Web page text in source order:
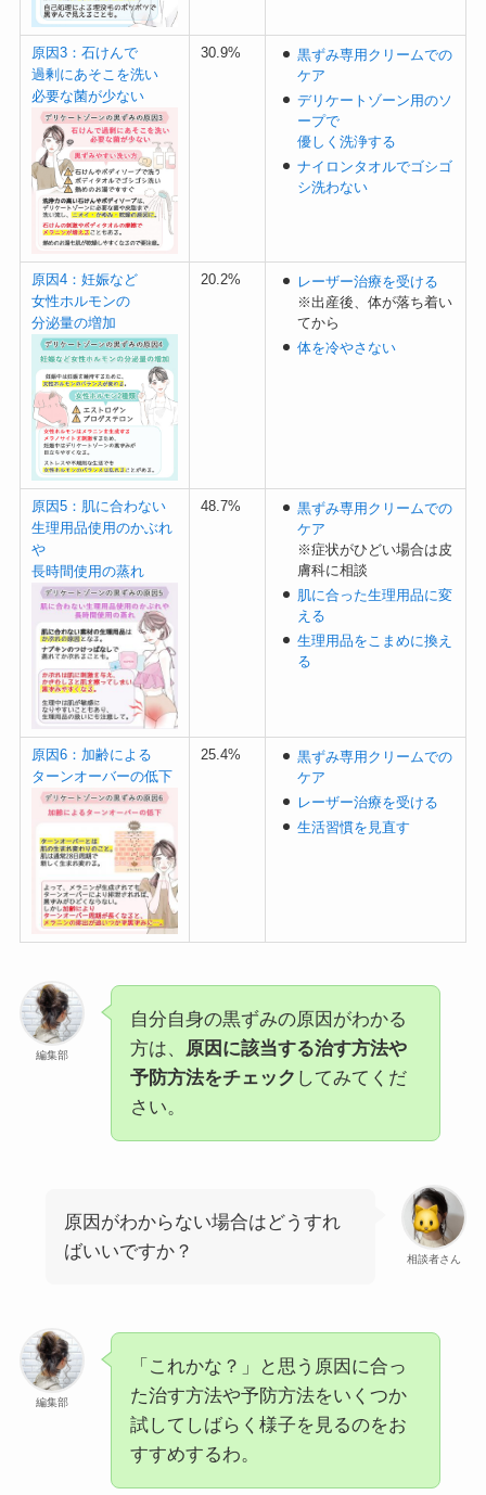
原因3：石けんで
過剰にあそこを洗い
必要な菌が少ない
30.9%
黒ずみ専用クリームでの
ケア
デリケートゾーン用のソ
ープで
優しく洗浄する
ナイロンタオルでゴシゴ
シ洗わない
原因4：妊娠など
女性ホルモンの
分泌量の増加
20.2%
レーザー治療を受ける
※出産後、体が落ち着い
てから
体を冷やさない
原因5：肌に合わない
生理用品使用のかぶれ
や
長時間使用の蒸れ
48.7%
黒ずみ専用クリームでの
ケア
※症状がひどい場合は皮
膚科に相談
肌に合った生理用品に変
える
生理用品をこまめに換え
る
原因6：加齢による
ターンオーバーの低下
25.4%
黒ずみ専用クリームでの
ケア
レーザー治療を受ける
生活習慣を見直す
編集部
自分自身の黒ずみの原因がわかる
方は、 原因に該当する治す方法や
予防方法をチェック してみてくだ
さい。
相談者さん
原因がわからない場合はどうすれ
ばいいですか？
編集部
「これかな？」と思う原因に合っ
た治す方法や予防方法をいくつか
試してしばらく様子を見るのをお
すすめするわ。